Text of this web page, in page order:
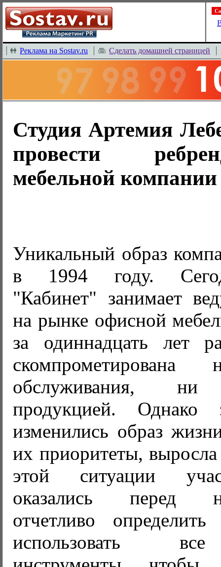
Реклама на Sostav.ru Сделать домашней страницей
Студия Артемия
провести
мебельной
Уникальный образ
в 1994 году.
"Кабинет" занимает
на рынке офисной
за одиннадцать лет
скомпрометирована
обслуживания, ни
продукцией.
изменились образ
их приоритеты,
этой ситуации
оказались перед
отчетливо
использовать